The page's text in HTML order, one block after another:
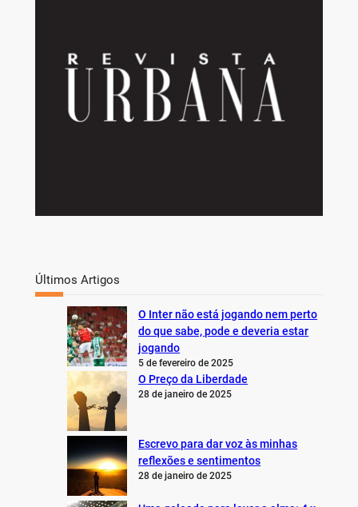
Últimos Artigos
O Inter não está jogando nem perto
do que sabe, pode e deveria estar
jogando
5 de fevereiro de 2025
O Preço da Liberdade
28 de janeiro de 2025
Escrevo para dar voz às minhas
reflexões e sentimentos
28 de janeiro de 2025